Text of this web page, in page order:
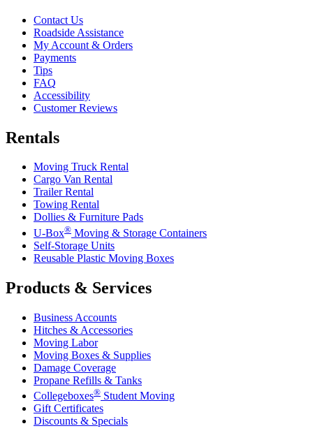
Contact Us
Roadside Assistance
My Account & Orders
Payments
Tips
FAQ
Accessibility
Customer Reviews
Rentals
Moving Truck Rental
Cargo Van Rental
Trailer Rental
Towing Rental
Dollies & Furniture Pads
U-Box® Moving & Storage Containers
Self-Storage Units
Reusable Plastic Moving Boxes
Products & Services
Business Accounts
Hitches & Accessories
Moving Labor
Moving Boxes & Supplies
Damage Coverage
Propane Refills & Tanks
Collegeboxes® Student Moving
Gift Certificates
Discounts & Specials